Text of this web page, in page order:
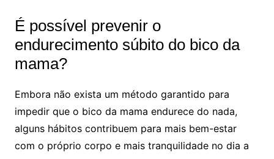
É possível prevenir o
endurecimento súbito do bico da
mama?
Embora não exista um método garantido para
impedir que o bico da mama endurece do nada,
alguns hábitos contribuem para mais bem-estar
com o próprio corpo e mais tranquilidade no dia a